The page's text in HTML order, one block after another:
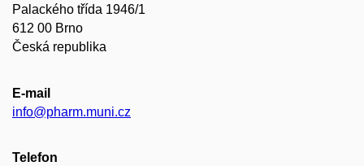
Palackého třída 1946/1
612 00 Brno
Česká republika
E-mail
info@pharm.muni.cz
Telefon